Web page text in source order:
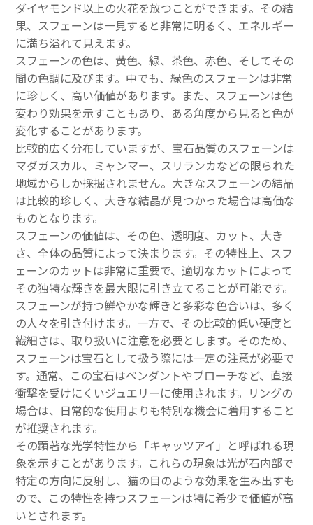
ダイヤモンド以上の火花を放つことができます。その結
果、スフェーンは一見すると非常に明るく、エネルギー
に満ち溢れて見えます。
スフェーンの色は、黄色、緑、茶色、赤色、そしてその
間の色調に及びます。中でも、緑色のスフェーンは非常
に珍しく、高い価値があります。また、スフェーンは色
変わり効果を示すこともあり、ある角度から見ると色が
変化することがあります。
比較的広く分布していますが、宝石品質のスフェーンは
マダガスカル、ミャンマー、スリランカなどの限られた
地域からしか採掘されません。大きなスフェーンの結晶
は比較的珍しく、大きな結晶が見つかった場合は高価な
ものとなります。
スフェーンの価値は、その色、透明度、カット、大き
さ、全体の品質によって決まります。その特性上、スフ
ェーンのカットは非常に重要で、適切なカットによって
その独特な輝きを最大限に引き立てることが可能です。
スフェーンが持つ鮮やかな輝きと多彩な色合いは、多く
の人々を引き付けます。一方で、その比較的低い硬度と
繊細さは、取り扱いに注意を必要とします。そのため、
スフェーンは宝石として扱う際には一定の注意が必要で
す。通常、この宝石はペンダントやブローチなど、直接
衝撃を受けにくいジュエリーに使用されます。リングの
場合は、日常的な使用よりも特別な機会に着用すること
が推奨されます。
その顕著な光学特性から「キャッツアイ」と呼ばれる現
象を示すことがあります。これらの現象は光が石内部で
特定の方向に反射し、猫の目のような効果を生み出すも
ので、この特性を持つスフェーンは特に希少で価値が高
いとされます。